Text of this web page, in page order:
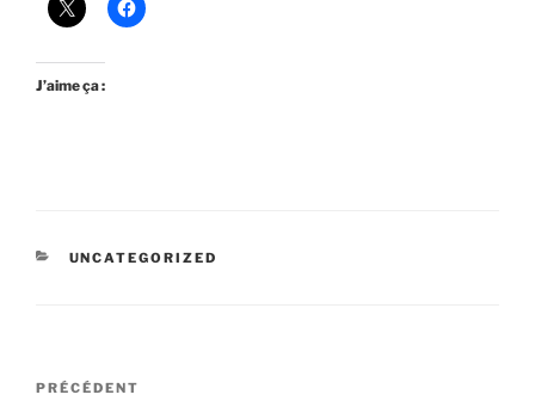
J’aime ça :
CATÉGORIES
UNCATEGORIZED
Navigation
Article
PRÉCÉDENT